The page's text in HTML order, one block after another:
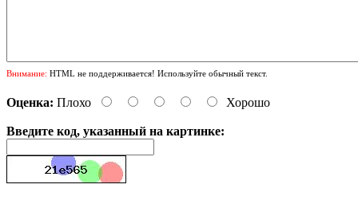
Внимание: HTML не поддерживается! Используйте обычный текст.
Оценка: Плохо Хорошо
Введите код, указанный на картинке: